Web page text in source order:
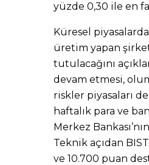
yüzde 0,30 ile en
Küresel
üretim yapan
tutulacağını
devam etmesi,
riskler piyasaları
haftalık para ve
Merkez
Teknik açıdan
ve 10.700 puan